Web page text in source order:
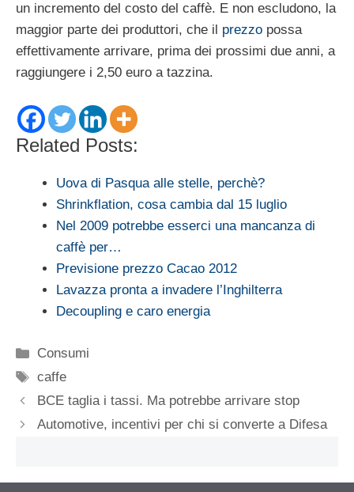
un incremento del costo del caffè. E non escludono, la
maggior parte dei produttori, che il prezzo possa
effettivamente arrivare, prima dei prossimi due anni, a
raggiungere i 2,50 euro a tazzina.
Related Posts:
Uova di Pasqua alle stelle, perchè?
Shrinkflation, cosa cambia dal 15 luglio
Nel 2009 potrebbe esserci una mancanza di
caffè per…
Previsione prezzo Cacao 2012
Lavazza pronta a invadere l’Inghilterra
Decoupling e caro energia
Categorie
Consumi
Tag
caffe
BCE taglia i tassi. Ma potrebbe arrivare stop
Automotive, incentivi per chi si converte a Difesa